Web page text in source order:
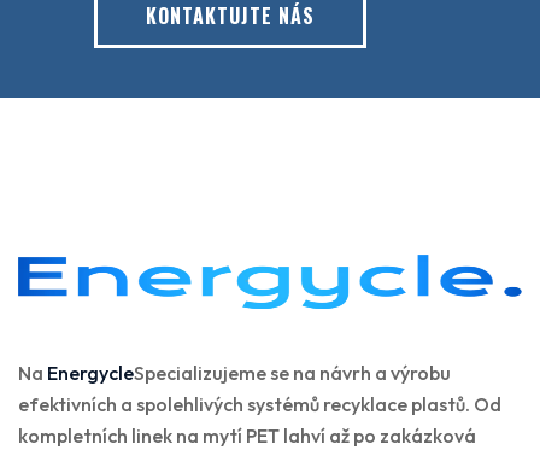
KONTAKTUJTE NÁS
Na EnergycleSpecializujeme se na návrh a výrobu
efektivních a spolehlivých systémů recyklace plastů. Od
kompletních linek na mytí PET lahví až po zakázková